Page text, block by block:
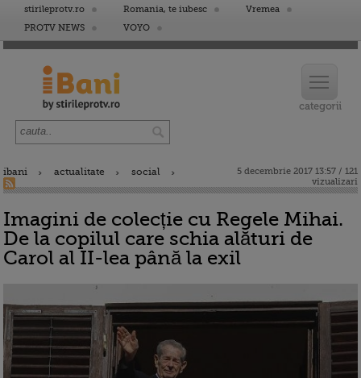
stirileprotv.ro Romania, te iubesc
Vremea
PROTV NEWS
VOYO
ibani actualitate social
5 decembrie 2017 13:57 / 121
vizualizari
Imagini de colecție cu Regele Mihai.
De la copilul care schia alături de
Carol al II-lea până la exil